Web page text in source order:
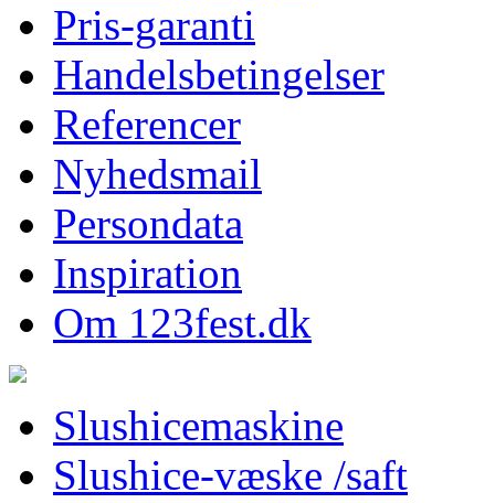
Pris-garanti
Handelsbetingelser
Referencer
Nyhedsmail
Persondata
Inspiration
Om 123fest.dk
Slushicemaskine
Slushice-væske /saft